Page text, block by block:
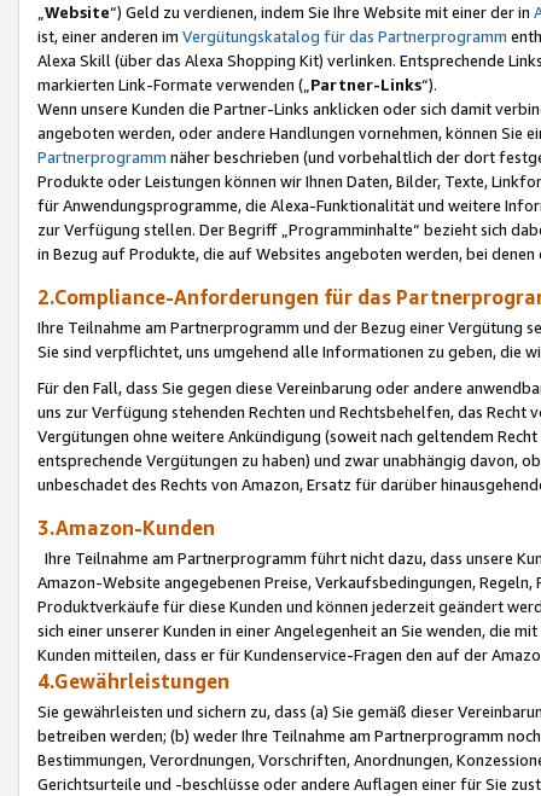
Website“) Geld zu verdienen, indem Sie Ihre Website mit einer der in
ist, einer anderen im Vergütungskatalog für das Partnerprogramm
Alexa Skill (über das Alexa Shopping Kit) verlinken. Entsprechende
markierten Link-Formate verwenden („ Partner-Links“).
Wenn unsere Kunden die Partner-Links anklicken oder sich damit
angeboten werden, oder andere Handlungen vornehmen, können Sie
Partnerprogramm näher beschrieben (und vorbehaltlich der dort
Produkte oder Leistungen können wir Ihnen Daten, Bilder, Texte,
für Anwendungsprogramme, die Alexa-Funktionalität und weitere
zur Verfügung stellen. Der Begriff „Programminhalte“ bezieht sich
in Bezug auf Produkte, die auf Websites angeboten werden, bei
2.Compliance-Anforderungen für das
Ihre Teilnahme am Partnerprogramm und der Bezug einer Vergütung
Sie sind verpflichtet, uns umgehend alle Informationen zu geben, die
Für den Fall, dass Sie gegen diese Vereinbarung oder andere
uns zur Verfügung stehenden Rechten und Rechtsbehelfen, das
Vergütungen ohne weitere Ankündigung (soweit nach geltendem
entsprechende Vergütungen zu haben) und zwar unabhängig davon,
unbeschadet des Rechts von Amazon, Ersatz für darüber
3.Amazon-Kunden
Ihre Teilnahme am Partnerprogramm führt nicht dazu, dass unsere
Amazon-Website angegebenen Preise, Verkaufsbedingungen,
Produktverkäufe für diese Kunden und können jederzeit geändert
sich einer unserer Kunden in einer Angelegenheit an Sie wenden, die
Kunden mitteilen, dass er für Kundenservice-Fragen den auf der
4.Gewährleistungen
Sie gewährleisten und sichern zu, dass (a) Sie gemäß dieser
betreiben werden; (b) weder Ihre Teilnahme am Partnerprogramm
Bestimmungen, Verordnungen, Vorschriften, Anordnungen,
Gerichtsurteile und -beschlüsse oder andere Auflagen einer für Sie